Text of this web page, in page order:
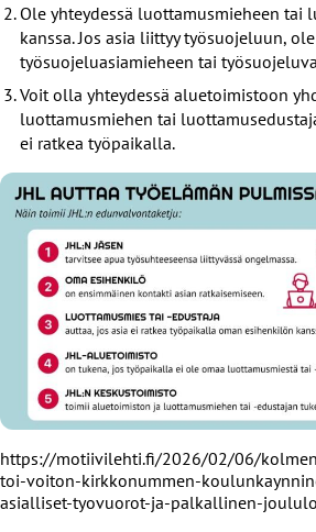
Ole yhteydessä luottamusmieheen tai
kanssa. Jos asia liittyy työsuojeluun,
työsuojeluasiamieheen tai
Voit olla yhteydessä aluetoimistoon
luottamusmiehen tai
ei ratkea työpaikalla.
https://motiivilehti.fi/2026/02/06/
toi-voiton-kirkkonummen-
asialliset-tyovuorot-ja-palkallinen-